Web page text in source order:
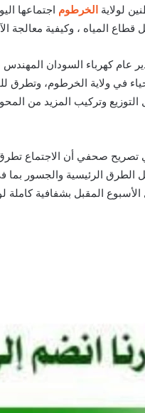
لولاية الخرطوم اجتماعها
المياه ، وكيفية معالجة
عام كهرباء السودان
في ولاية الخرطوم، وتطرق
تصريح صحفي أن الاجتماع
الرئيسية والجسور بما
المقبل بشفافية